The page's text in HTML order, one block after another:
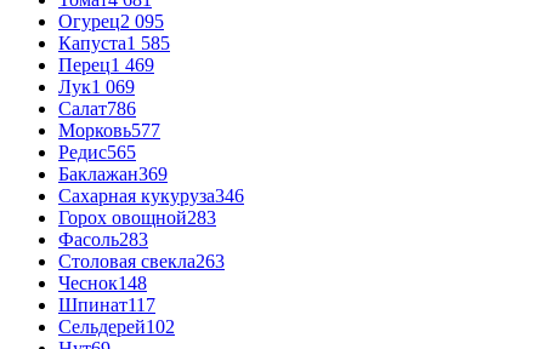
Огурец2 095
Капуста1 585
Перец1 469
Лук1 069
Салат786
Морковь577
Редис565
Баклажан369
Сахарная кукуруза346
Горох овощной283
Фасоль283
Столовая свекла263
Чеснок148
Шпинат117
Сельдерей102